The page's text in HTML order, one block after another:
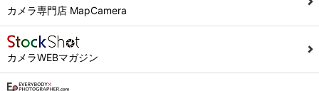
カメラ専門店 MapCamera
カメラWEBマガジン